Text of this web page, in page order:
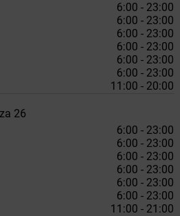
6:00 - 23:00
6:00 - 23:00
6:00 - 23:00
6:00 - 23:00
6:00 - 23:00
6:00 - 23:00
11:00 - 20:00
26
6:00 - 23:00
6:00 - 23:00
6:00 - 23:00
6:00 - 23:00
6:00 - 23:00
6:00 - 23:00
11:00 - 21:00